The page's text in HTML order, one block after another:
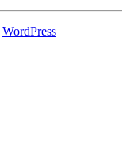
WordPress